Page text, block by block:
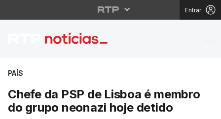
Entrar
Chefe da PSP de
PAÍS
Chefe da PSP de Lisboa é membro
do grupo neonazi hoje detido